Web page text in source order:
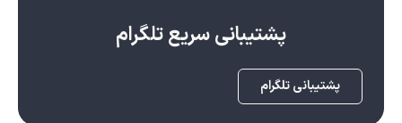
پشتیبانی سریع تلگرام
پشتیبانی تلگرام